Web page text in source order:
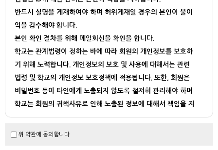
반드시 실명을 게재하여야 하며 허위게재일 경우의 본인이 불이
익을 감수해야 합니다.
본인 확인 절차를 위해 메일회신을 확인을 합니다.
학교는 관계법령이 정하는 바에 따라 회원의 개인정보를 보호하
기 위해 노력합니다. 개인정보의 보호 및 사용에 대해서는 관련
법령 및 학교의 개인정보 보호정책에 적용됩니다. 또한, 회원은
비밀번호 등이 타인에게 노출되지 않도록 철저히 관리해야 하며
학교는 회원의 귀책사유로 인해 노출된 정보에 대해서 책임을 지
지 않습니다.
학교는 다음과 같은 경우에 법이 허용하는 범위 내에서 회원의 개
위 약관에 동의합니다